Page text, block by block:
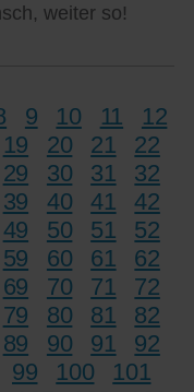
weiter so!
9 10 11
12
19 20 21
22
29 30 31
32
39 40 41
42
49 50 51
52
59 60 61
62
69 70 71
72
79 80 81
82
89 90 91
92
99 100
101